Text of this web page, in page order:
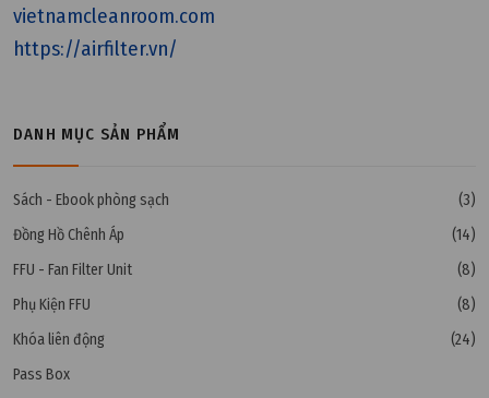
vietnamcleanroom.com
https://airfilter.vn/
DANH MỤC SẢN PHẨM
Sách - Ebook phòng sạch
(3)
Đồng Hồ Chênh Áp
(14)
FFU - Fan Filter Unit
(8)
Phụ Kiện FFU
(8)
Khóa liên động
(24)
Pass Box